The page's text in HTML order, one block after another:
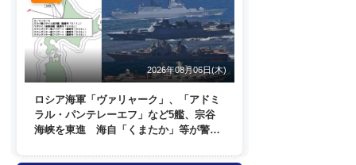
2026年08月06日(木)
ロシア海軍「ヴァリャーク」、「アドミ
ラル・パンテレーエフ」など5艦、宗谷
海峡を東進 海自「くまたか」等が警戒